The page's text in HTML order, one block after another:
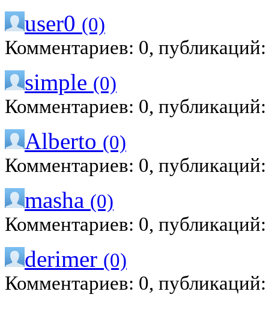
user0 (0)
Комментариев: 0,
simple (0)
Комментариев: 0,
Alberto (0)
Комментариев: 0,
masha (0)
Комментариев: 0,
derimer (0)
Комментариев: 0,